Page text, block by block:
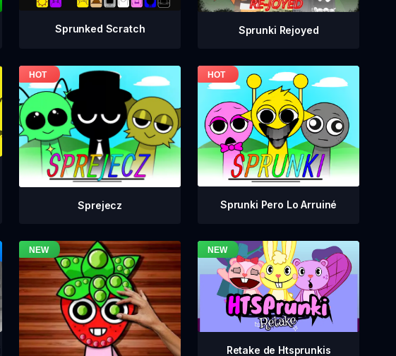
Sprunked Scratch Sprunki Rejoyed
Sprejecz Sprunki Pero Lo Arruiné
Retake de Htsprunkis